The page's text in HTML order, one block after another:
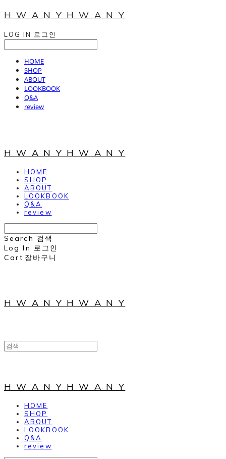
H W A N Y H W A N Y
LOG IN 로그인
HOME
SHOP
ABOUT
LOOKBOOK
Q&A
review
H W A N Y H W A N Y
HOME
SHOP
ABOUT
LOOKBOOK
Q&A
review
Search 검색
Log In 로그인
Cart 장바구니
H W A N Y H W A N Y
H W A N Y H W A N Y
HOME
SHOP
ABOUT
LOOKBOOK
Q&A
review